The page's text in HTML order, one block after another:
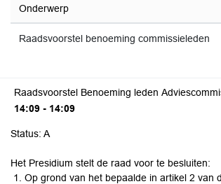
Onderwerp
Raadsvoorstel benoeming commissieleden
Raadsvoorstel Benoeming leden
14:09 - 14:09
Status: A
Het Presidium stelt de raad voor te besluiten:
Op grond van het bepaalde in artikel 2 van